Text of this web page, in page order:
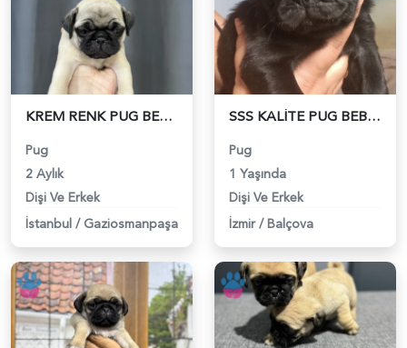
KREM RENK PUG BEBEKLER - 4983
Pug
2 Aylık
Dişi Ve Erkek
İstanbul / Gaziosmanpaşa
SSS KALİTE PUG BEBEKLER - 4957
Pug
1 Yaşında
Dişi Ve Erkek
İzmir/Balçova